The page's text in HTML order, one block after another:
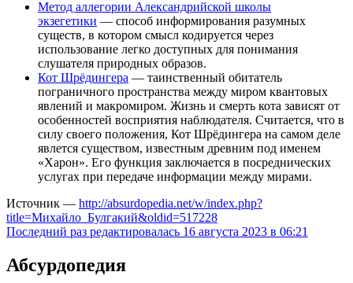
Метод аллегории Александрийской школы
экзегетики — способ информирования разумных
существ, в котором смысл кодируется через
использование легко доступных для понимания
слушателя природных образов.
Кот Шрёдингера — таинственный обитатель
пограничного пространства между миром квантовых
явлений и макромиром. Жизнь и смерть кота зависят от
особенностей восприятия наблюдателя. Считается, что в
силу своего положения, Кот Шрёдингера на самом деле
явлется существом, известным древним под именем
«Харон». Его функция заключается в посреднических
услугах при передаче информации между мирами.
Источник — http://absurdopedia.net/w/index.php?
title=Михайло_Булгакий&oldid=517228
Последний раз редактировалась 16 августа 2023 в 06:21
Абсурдопедия